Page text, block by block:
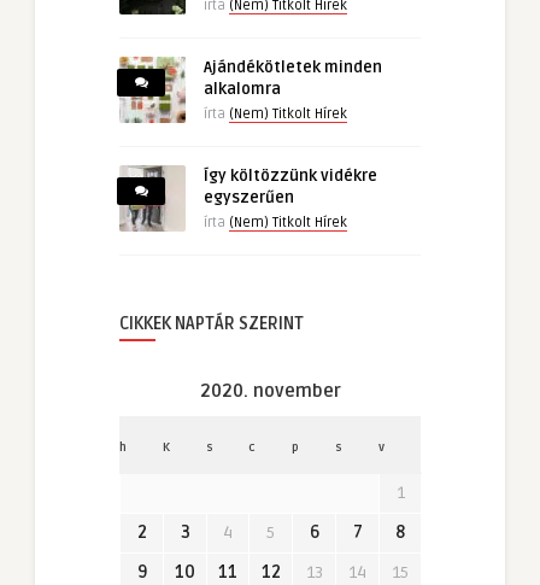
írta (Nem) Titkolt Hírek
Ajándékötletek minden
alkalomra
írta (Nem) Titkolt Hírek
Így költözzünk vidékre
egyszerűen
írta (Nem) Titkolt Hírek
CIKKEK NAPTÁR SZERINT
2020. november
h K s c p s v
1
2
3 4 5 6 7
8
9
10 11 12 13 14
15